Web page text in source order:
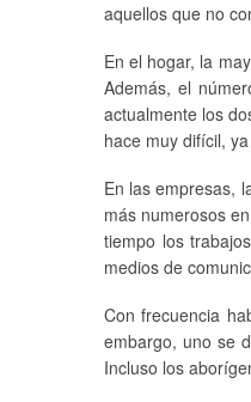
aquellos que no
En el hogar, la
Además, el
actualmente los
hace muy difícil,
En las empresas,
más numerosos
tiempo los
medios de
Con frecuencia
embargo, uno se
Incluso los